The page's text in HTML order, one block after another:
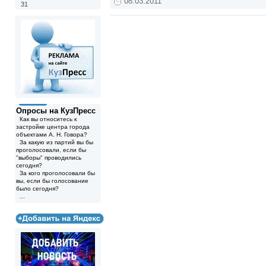
31
Опросы на КузПресс
Как вы относитесь к
застройке центра города
объектами А. Н. Говора?
За какую из партий вы бы
проголосовали, если бы
"выборы" проводились
сегодня?
За кого проголосовали бы
вы, если бы голосование
было сегодня?